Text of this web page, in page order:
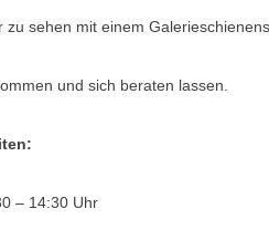
zu sehen mit einem
und sich beraten lassen.
– 14:30 Uhr